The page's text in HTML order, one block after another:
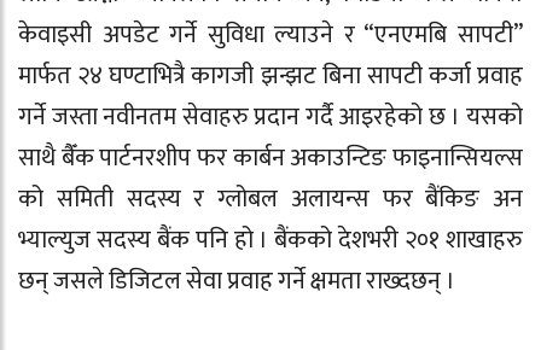
केवाइसी अपडेट गर्ने सुविधा ल्याउने र “एनएमबि सापटी”
मार्फत २४ घण्टाभित्रै कागजी झन्झट बिना सापटी कर्जा प्रवाह
गर्ने जस्ता नवीनतम सेवाहरु प्रदान गर्दै आइरहेको छ । यसको
साथै बैँक पार्टनरशीप फर कार्बन अकाउन्टिङ फाइनान्सियल्स
को समिती सदस्य र ग्लोबल अलायन्स फर बैंकिङ अन
भ्याल्युज सदस्य बैंक पनि हो । बैंकको देशभरी २०१ शाखाहरु
छन् जसले डिजिटल सेवा प्रवाह गर्ने क्षमता राख्दछन् ।